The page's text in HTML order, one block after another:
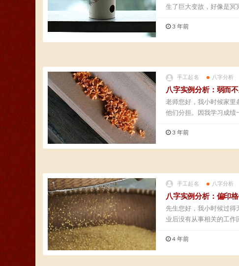
生了巨大变故，好像是冥
3 年前
手工起名 八字分析
八字实例分析：弱而
老师您好，我小时候家里
他们分担。因我学习成绩
3 年前
手工起名 八字分析
八字实例分析：偏印
先生您好，我小时候过得
业后没有从事相关的工作
4 年前